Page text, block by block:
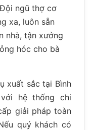
ngũ thợ cơ
xa, luôn sẵn
nhà, tận xưởng
hóc cho bà
xuất sắc tại Bình
hệ thống chi
giải pháp toàn
quý khách có